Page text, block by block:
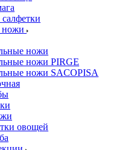
ножи
ножи
ножи PIRGE
ножи SACOPISA
овощей